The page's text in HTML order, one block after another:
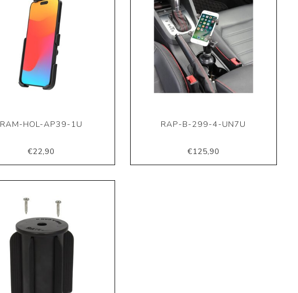
RAM-HOL-AP39-1U
€22,90
RAP-B-299-4-UN7U
€125,90